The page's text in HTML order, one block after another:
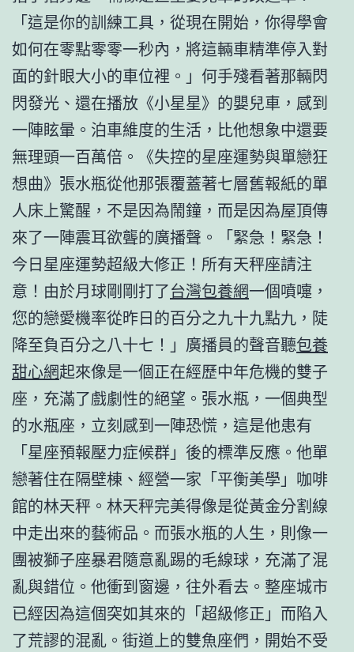
「這是你的訓練工具，從現在開始，你得學會
如何在零點零零一秒內，將這輛車精準停入對
面的針眼大小的車位裡。」何手殘看著那輛閃
閃發光、還在播放《小星星》的嬰兒車，感到
一陣眩暈。泊車維度的生活，比他想象中還要
無理頭一百萬倍。《失控的星座運勢與單戀狂
想曲》張水瓶從他那張覆蓋著七層舊報紙的單
人床上驚醒，不是因為鬧鐘，而是因為屋頂傳
來了一陣震耳欲聾的廣播聲。「緊急！緊急！
今日星座運勢超級大修正！所有天秤座請注
意！由於月球剛剛打了台灣包養網一個噴嚏，
您的戀愛機率從昨日的百分之九十九點九，陡
降至負百分之八十七！」廣播員的聲音聽包養
甜心網起來像是一個正在經歷中年危機的雙子
座，充滿了戲劇性的絕望。張水瓶，一個典型
的水瓶座，立刻感到一陣恐慌，這是他患有
「星座預報壓力症候群」後的標準反應。他單
戀著住在隔壁棟、經營一家「平衡美學」咖啡
館的林天秤。林天秤完美得像是從黃金分割線
中走出來的藝術品。而張水瓶的人生，則像一
團被獅子座暴君隨意亂踢的毛線球，充滿了混
亂與錯位。他衝到窗邊，往外看去。整座城市
已經因為這個突如其來的「超級修正」而陷入
了荒謬的混亂。街道上的雙魚座們，開始不受